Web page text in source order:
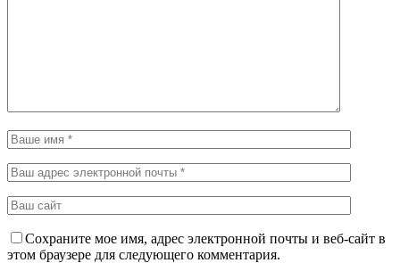
Сохраните мое имя, адрес электронной почты и веб-сайт в
этом браузере для следующего комментария.